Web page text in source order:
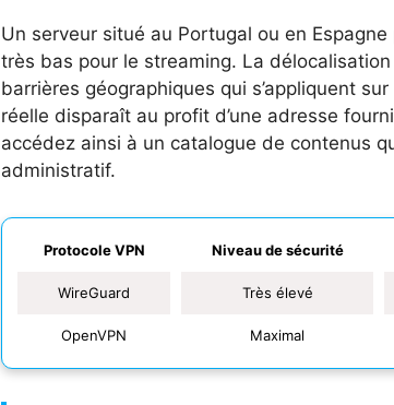
Un serveur situé au Portugal ou en
très bas pour le streaming. La
barrières géographiques qui s’appliquent
réelle disparaît au profit d’une adresse
accédez ainsi à un catalogue de contenus
administratif.
Protocole VPN Niveau de sécurité
WireGuard Très élevé
OpenVPN Maximal